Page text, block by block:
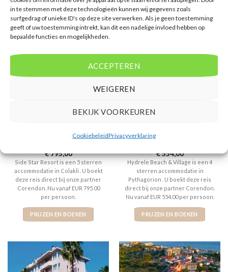
in te stemmen met deze technologieën kunnen wij gegevens zoals
surfgedrag of unieke ID's op deze site verwerken. Als je geen toestemming
geeft of uw toestemming intrekt, kan dit een nadelige invloed hebben op
bepaalde functies en mogelijkheden.
ACCEPTEREN
WEIGEREN
BEKIJK VOORKEUREN
CookiebeleidPrivacyverklaring
GERELATEERDE PRODUCTEN
Gewaardeerd
5uit 5
€795,00
Side Star Resort is een 5 sterren
accommodatie in Colakli . U boekt
deze reis direct bij onze partner
Corendon. Nu vanaf EUR 795.00
per persoon.
PRIJZEN EN BOEKEN
Gewaardeerd
4uit 5
€554,00
Hydrele Beach & Village is een 4
sterren accommodatie in
Pythagorion . U boekt deze reis
direct bij onze partner Corendon.
Nu vanaf EUR 554.00 per persoon.
PRIJZEN EN BOEKEN